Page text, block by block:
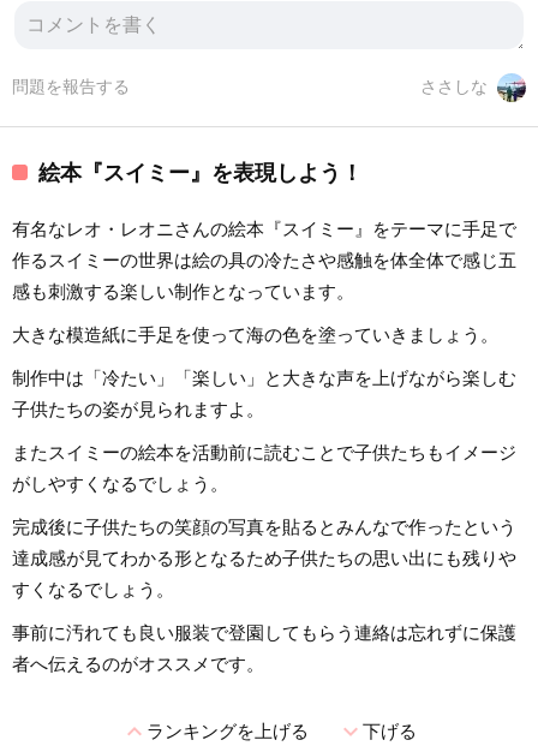
ささしな
問題を報告する
絵本『スイミー』を表現しよう！
有名なレオ・レオニさんの絵本『スイミー』をテーマに手足で
作るスイミーの世界は絵の具の冷たさや感触を体全体で感じ五
感も刺激する楽しい制作となっています。
大きな模造紙に手足を使って海の色を塗っていきましょう。
制作中は「冷たい」「楽しい」と大きな声を上げながら楽しむ
子供たちの姿が見られますよ。
またスイミーの絵本を活動前に読むことで子供たちもイメージ
がしやすくなるでしょう。
完成後に子供たちの笑顔の写真を貼るとみんなで作ったという
達成感が見てわかる形となるため子供たちの思い出にも残りや
すくなるでしょう。
事前に汚れても良い服装で登園してもらう連絡は忘れずに保護
者へ伝えるのがオススメです。
expand_lessランキングを上げる expand_more下げる